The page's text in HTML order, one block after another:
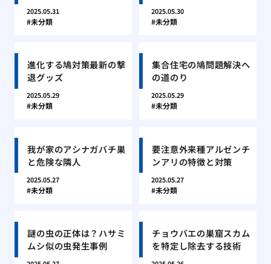
2025.05.31
未分類
2025.05.30
未分類
進化する鳩対策最新の撃
退グッズ
2025.05.29
未分類
集合住宅の鳩問題解決へ
の道のり
2025.05.29
未分類
我が家のアシナガバチ巣
と危険な隣人
2025.05.27
未分類
要注意外来種アルゼンチ
ンアリの特徴と対策
2025.05.27
未分類
謎の虫の正体は？ハサミ
ムシ似の虫発生事例
チョウバエの巣窟スカム
を特定し除去する技術